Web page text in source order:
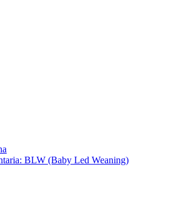
BLW (Baby Led Weaning)